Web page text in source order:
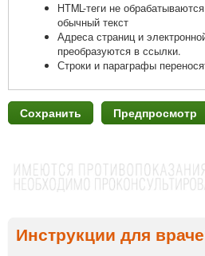
HTML-теги не
обычный текст
Адреса страниц и
преобразуются в ссылки.
Строки и параграфы
Инструкции для